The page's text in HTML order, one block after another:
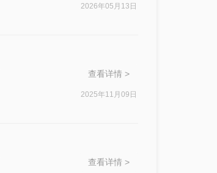
2026年05月13日
查看详情 >
2025年11月09日
查看详情 >